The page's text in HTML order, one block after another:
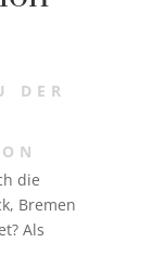
DER
die
Bremen
Als